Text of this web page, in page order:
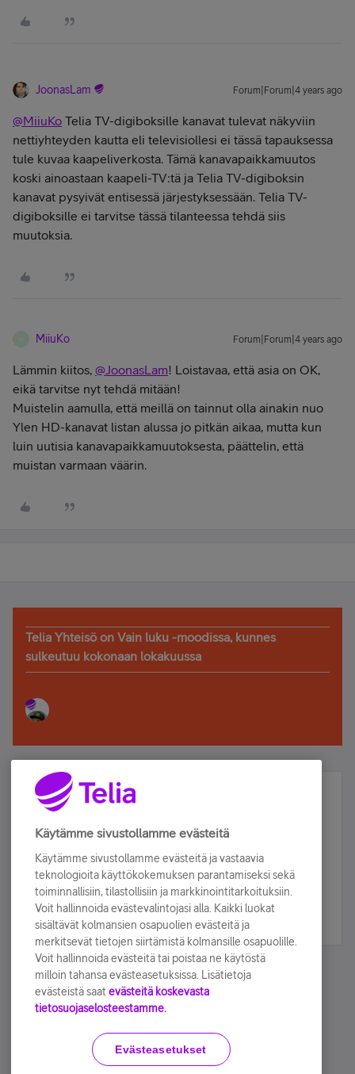
JoonasLam Forum|Forum|4 years ago
@MiiuKo Telia TV-digiboksille kanavat tulevat näkyviin
nettiyhteyden kautta eli televisiollesi ei tässä tapauksessa
tule kuvaa kaapeliverkosta. Tämä kanavapaikkamuutos
koski ainoastaan kaapeli-TV:tä ja Telia TV-digiboksin
kanavat pysyivät entisessä järjestyksessään. Telia TV-
digiboksille ei tarvitse tässä tilanteessa tehdä siis
muutoksia.
MiiuKo Forum|Forum|4 years ago
Lämmin kiitos, @JoonasLam! Loistavaa, että asia on OK,
eikä tarvitse nyt tehdä mitään!
Muistelin aamulla, että meillä on tainnut olla ainakin nuo
Ylen HD-kanavat listan alussa jo pitkän aikaa, mutta kun
luin uutisia kanavapaikkamuutoksesta, päättelin, että
muistan varmaan väärin.
Telia Yhteisö on Vain luku -moodissa, kunnes
sulkeutuu kokonaan lokakuussa
Älä jää paitsi – osallistu ja voita!
Tilaa Telian uutiskirje ja olet mukana arvonnassa.
sähköpostiisi.
Tilaa nyt
Käyttöehdot Accessibility statement
Käytämme sivustollamme evästeitä
Käytämme sivustollamme evästeitä ja vastaavia
teknologioita käyttökokemuksen parantamiseksi sekä
toiminnallisiin, tilastollisiin ja markkinointitarkoituksiin.
Voit hallinnoida evästevalintojasi alla. Kaikki luokat
sisältävät kolmansien osapuolien evästeitä ja
merkitsevät tietojen siirtämistä kolmansille osapuolille.
Voit hallinnoida evästeitä tai poistaa ne käytöstä
milloin tahansa evästeasetuksissa. Lisätietoja
evästeistä saat evästeitä koskevasta
tietosuojaselosteestamme.
Evästeasetukset